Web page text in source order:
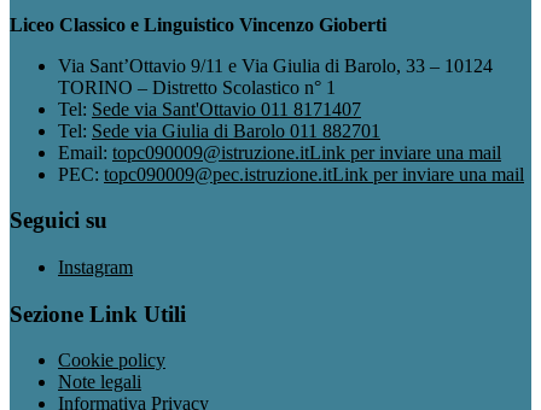
Liceo Classico e Linguistico Vincenzo Gioberti
Via Sant’Ottavio 9/11 e Via Giulia di Barolo, 33 – 10124
TORINO – Distretto Scolastico n° 1
Tel: Sede via Sant'Ottavio 011 8171407
Tel: Sede via Giulia di Barolo 011 882701
Email: topc090009@istruzione.itLink per inviare una mail
PEC: topc090009@pec.istruzione.itLink per inviare una mail
Seguici su
Instagram
Sezione Link Utili
Cookie policy
Note legali
Informativa Privacy